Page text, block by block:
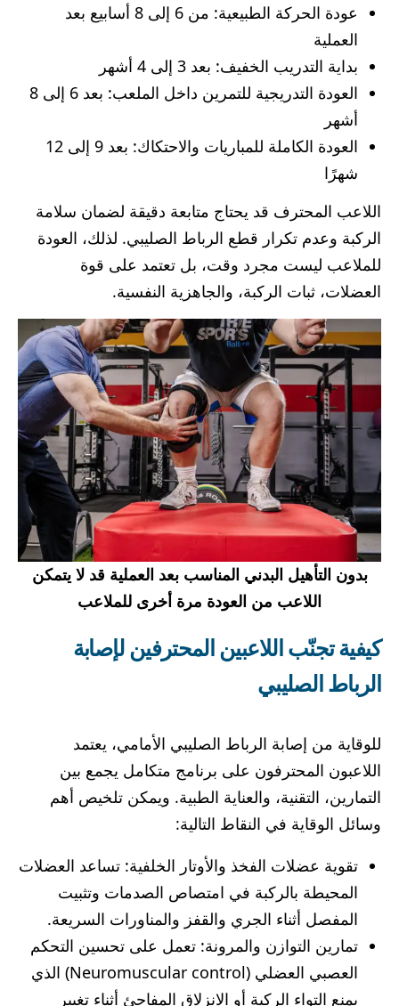
عودة الحركة الطبيعية: من 6 إلى 8 أسابيع بعد
العملية
بداية التدريب الخفيف: بعد 3 إلى 4 أشهر
العودة التدريجية للتمرين داخل الملعب: بعد 6 إلى 8
أشهر
العودة الكاملة للمباريات والاحتكاك: بعد 9 إلى 12
شهرًا
اللاعب المحترف قد يحتاج متابعة دقيقة لضمان سلامة
الركبة وعدم تكرار قطع الرباط الصليبي. لذلك، العودة
للملاعب ليست مجرد وقت، بل تعتمد على قوة
العضلات، ثبات الركبة، والجاهزية النفسية.
بدون التأهيل البدني المناسب بعد العملية قد لا يتمكن
اللاعب من العودة مرة أخرى للملاعب
كيفية تجنّب اللاعبين المحترفين لإصابة
الرباط الصليبي
للوقاية من إصابة الرباط الصليبي الأمامي، يعتمد
اللاعبون المحترفون على برنامج متكامل يجمع بين
التمارين، التقنية، والعناية الطبية. ويمكن تلخيص أهم
وسائل الوقاية في النقاط التالية:
تقوية عضلات الفخذ والأوتار الخلفية: تساعد العضلات
المحيطة بالركبة في امتصاص الصدمات وتثبيت
المفصل أثناء الجري والقفز والمناورات السريعة.
تمارين التوازن والمرونة: تعمل على تحسين التحكم
العصبي العضلي (Neuromuscular control) الذي
يمنع التواء الركبة أو الانزلاق المفاجئ أثناء تغيير